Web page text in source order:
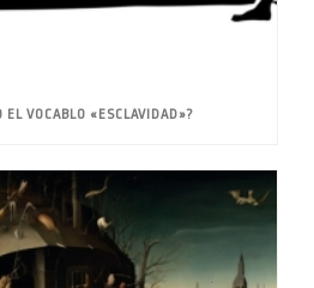
EL VOCABLO «ESCLAVIDAD»?